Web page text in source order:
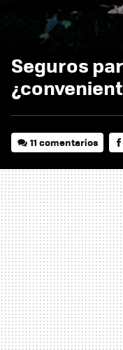
Seguros
11 comentarios